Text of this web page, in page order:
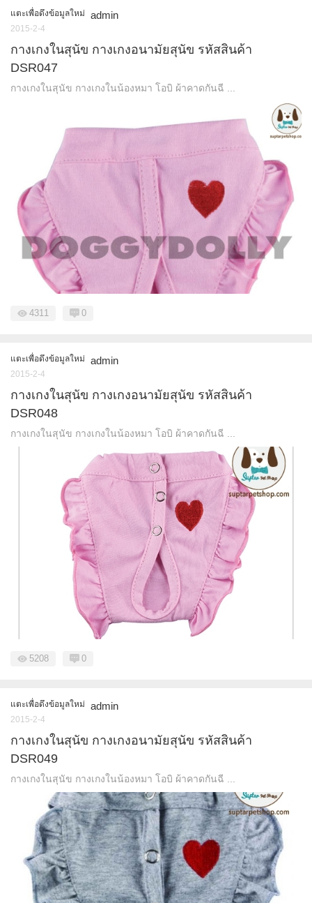
แตะเพื่อดึงข้อมูลใหม่ admin
2015-2-4
กางเกงในสุนัข กางเกงอนามัยสุนัข รหัสสินค้า
DSR047
กางเกงในสุนัข กางเกงในน้องหมา โอบิ ผ้าคาดกันฉี ...
4311 0
แตะเพื่อดึงข้อมูลใหม่ admin
2015-2-4
กางเกงในสุนัข กางเกงอนามัยสุนัข รหัสสินค้า
DSR048
กางเกงในสุนัข กางเกงในน้องหมา โอบิ ผ้าคาดกันฉี ...
5208 0
แตะเพื่อดึงข้อมูลใหม่ admin
2015-2-4
กางเกงในสุนัข กางเกงอนามัยสุนัข รหัสสินค้า
DSR049
กางเกงในสุนัข กางเกงในน้องหมา โอบิ ผ้าคาดกันฉี ...